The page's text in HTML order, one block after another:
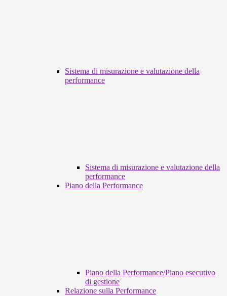
Sistema di misurazione e valutazione della
performance
Sistema di misurazione e valutazione della
performance
Piano della Performance
Piano della Performance/Piano esecutivo
di gestione
Relazione sulla Performance